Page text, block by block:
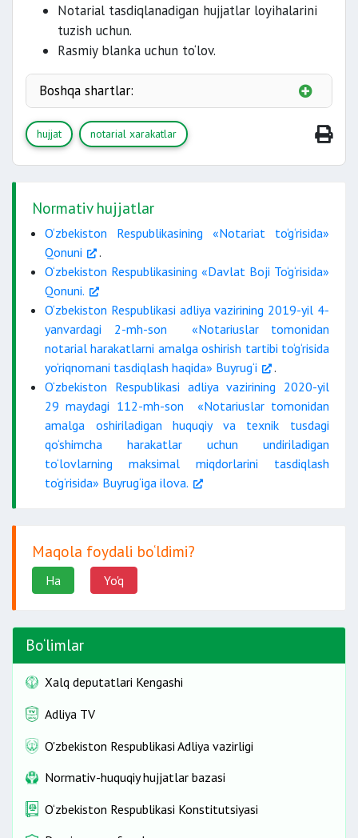
et el fuqarolarining shaxsi
fuqaroligi bo‘lmagan shaxs uchun
2. Saqlash uchun topshiriladigan Hujjatlar.
3. Ro‘yxat ikki nusxada.
4. Vakil vakolatini tasdiqlovchi hujjat
(ishonchnoma).
Notarial tasdiqlanadigan hujjatlar loyihalarini
tuzish uchun.
Rasmiy blanka uchun to‘lov.
Boshqa shartlar:
hujjat notarial xarakatlar
Normativ hujjatlar
O‘zbekiston Respublikasining «Notariat to‘g‘risida»
Qonuni
.
O‘zbekiston Respublikasining «Davlat Boji To‘g‘risida»
Qonuni.
O‘zbekiston Respublikasi adliya vazirining 2019-yil 4-
yanvardagi 2-mh-son «Notariuslar tomonidan
notarial harakatlarni amalga oshirish tartibi to‘g‘risida
yo‘riqnomani tasdiqlash haqida» Buyrug‘i
.
O‘zbekiston Respublikasi adliya vazirining 2020-yil
29 maydagi 112-mh-son «Notariuslar tomonidan
amalga oshiriladigan huquqiy va texnik tusdagi
qo‘shimcha harakatlar uchun undiriladigan
to‘lovlarning maksimal miqdorlarini tasdiqlash
to‘g‘risida» Buyrug‘iga ilova.
Maqola foydali bo‘ldimi?
Ha Yo'q
Bo‘limlar
Xalq deputatlari Kengashi
Adliya TV
O'zbekiston Respublikasi Adliya vazirligi
Normativ-huquqiy hujjatlar bazasi
O‘zbekiston Respublikasi Konstitutsiyasi